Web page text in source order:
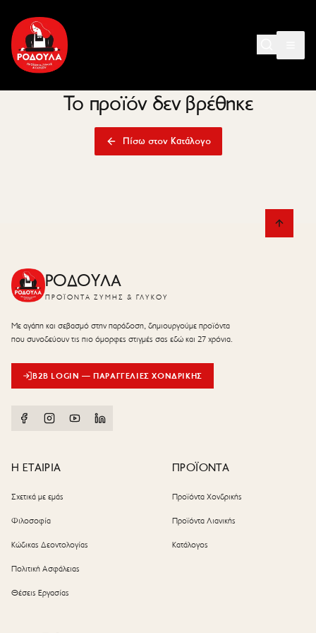
Το προϊόν δεν βρέθηκε
Πίσω στον Κατάλογο
ΡΟΔΟΥΛΑ
ΠΡΟΪΌΝΤΑ ΖΎΜΗΣ & ΓΛΥΚΟΎ
Με αγάπη και σεβασμό στην παράδοση, δημιουργούμε προϊόντα
που συνοδεύουν τις πιο όμορφες στιγμές σας εδώ και 27 χρόνια.
B2B LOGIN — ΠΑΡΑΓΓΕΛΊΕΣ ΧΟΝΔΡΙΚΉΣ
Η ΕΤΑΙΡΙΑ
Σχετικά με εμάς
Φιλοσοφία
Κώδικας Δεοντολογίας
Πολιτική Ασφάλειας
Θέσεις Εργασίας
ΠΡΟΪΟΝΤΑ
Προϊόντα Χονδρικής
Προϊόντα Λιανικής
Κατάλογος